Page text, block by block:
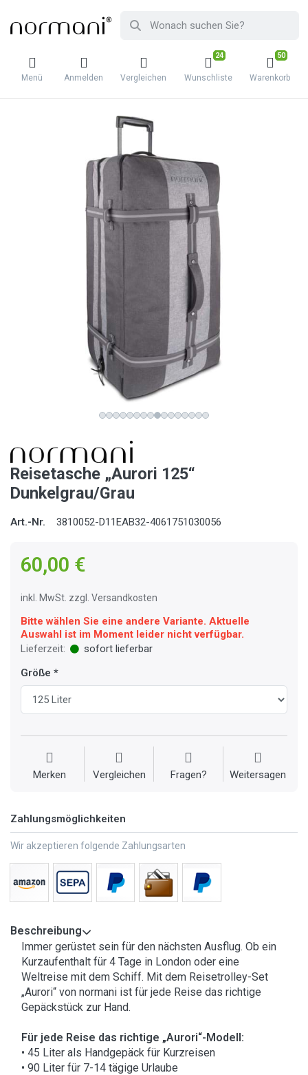
Menü Anmelden Vergleichen
24
Wunschliste
50
Warenkorb
Reisetasche „Aurori 125“
Dunkelgrau/Grau
Art.-Nr. 3810052-D11EAB32-4061751030056
60,00 €
inkl. MwSt. zzgl. Versandkosten
Bitte wählen Sie eine andere Variante. Aktuelle
Auswahl ist im Moment leider nicht verfügbar.
Lieferzeit:
sofort lieferbar
Größe
Merken Vergleichen Fragen? Weitersagen
Zahlungsmöglichkeiten
Wir akzeptieren folgende Zahlungsarten
Beschreibung
Immer gerüstet sein für den nächsten Ausflug. Ob ein
Kurzaufenthalt für 4 Tage in London oder eine
Weltreise mit dem Schiff. Mit dem Reisetrolley-Set
„Aurori“ von normani ist für jede Reise das richtige
Gepäckstück zur Hand.
Für jede Reise das richtige „Aurori“-Modell:
• 45 Liter als Handgepäck für Kurzreisen
• 90 Liter für 7-14 tägige Urlaube